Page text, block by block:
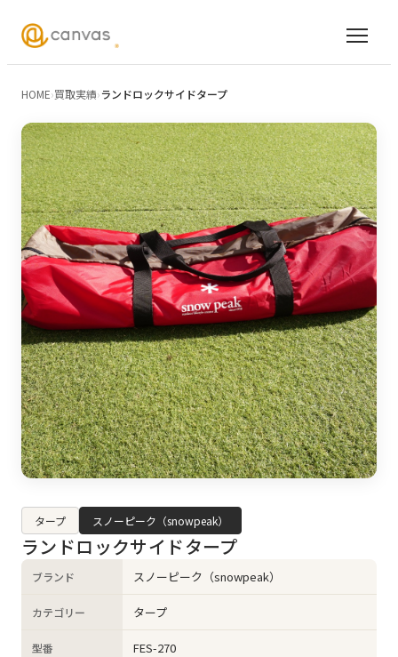
HOME›買取実績›ランドロックサイドタープ
タープ スノーピーク（snowpeak）
ランドロックサイドタープ
ブランド スノーピーク（snowpeak）
カテゴリー タープ
型番 FES-270